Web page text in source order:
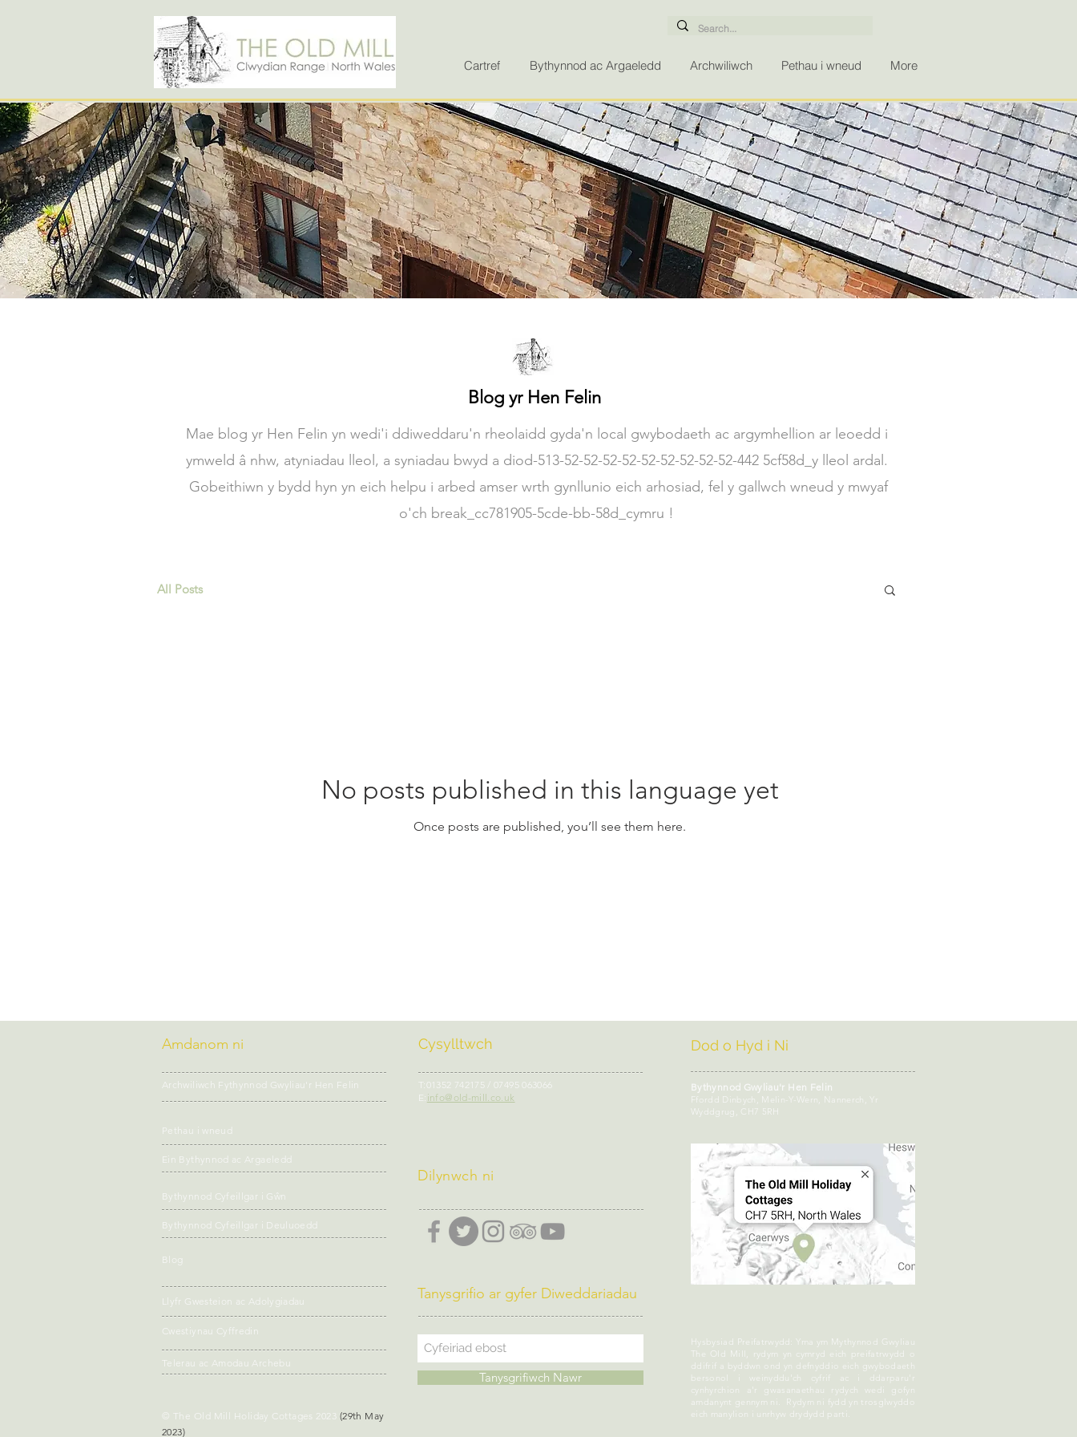
Cartref Bythynnod ac Argaeledd Archwiliwch Pethau i wneud More
Blog yr Hen Felin
Mae blog yr Hen Felin yn wedi'i ddiweddaru'n rheolaidd gyda'n local gwybodaeth ac argymhellion ar leoedd i
ymweld â nhw, atyniadau lleol, a syniadau bwyd a diod-513-52-52-52-52-52-52-52-52-52-442 5cf58d_y lleol ardal.
Gobeithiwn y bydd hyn yn eich helpu i arbed amser wrth gynllunio eich arhosiad, fel y gallwch wneud y mwyaf
o'ch break_cc781905-5cde-bb-58d_cymru !
All Posts
No posts published in this language yet
Once posts are published, you’ll see them here.
Amdanom ni
Archwiliwch Fythynnod Gwyliau'r Hen Felin
Pethau i wneud
Cysylltwch
T: 01352 742175 / 07495 063066
E: info@old-mill.co.uk
Ein Bythynnod ac Argaeledd
Dilynwch ni
Bythynnod Cyfeillgar i Gŵn
Bythynnod Cyfeillgar i Deuluoedd
Blog
Llyfr Gwesteion ac Adolygiadau
Cwestiynau Cyffredin
Telerau ac Amodau Archebu
Tanysgrifio ar gyfer Diweddariadau
Tanysgrifiwch Nawr
© The Old Mill Holiday Cottages 2023 (29th May
2023)
Dod o Hyd i Ni
Bythynnod Gwyliau'r Hen Felin
Ffordd Dinbych, Melin-Y-Wern, Nannerch, Yr
Wyddgrug, CH7 5RH
Hysbysiad Preifatrwydd: Yma ym Mythynnod Gwyliau
The Old Mill, rydym yn cymryd eich preifatrwydd o
ddifrif a byddwn ond yn defnyddio eich gwybodaeth
bersonol i weinyddu'ch cyfrif ac i ddarparu'r
cynhyrchion a'r gwasanaethau rydych wedi gofyn
amdanynt gennym ni. Rydym ni fydd yn trosglwyddo
eich manylion i unrhyw drydydd parti.